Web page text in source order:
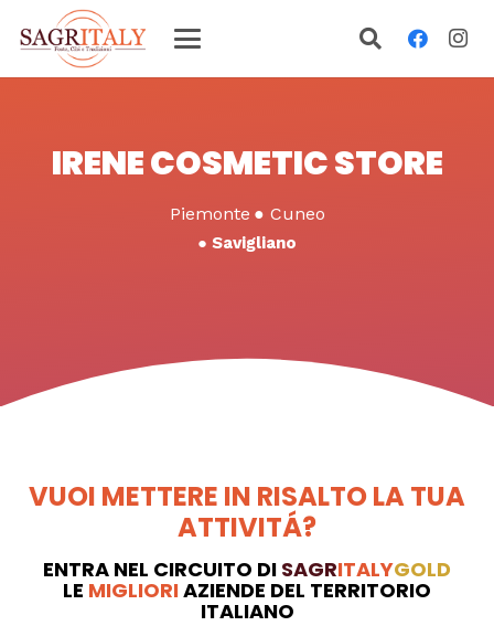
IRENE COSMETIC STORE
Piemonte ● Cuneo
● Savigliano
VUOI METTERE IN RISALTO LA TUA
ATTIVITÁ?
ENTRA NEL CIRCUITO DI SAGRITALYGOLD
LE MIGLIORIAZIENDE DEL TERRITORIO
ITALIANO